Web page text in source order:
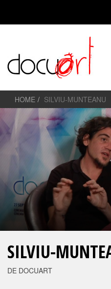
HOME SILVIU-MUNTEANU
SILVIU-
DE DOCUART